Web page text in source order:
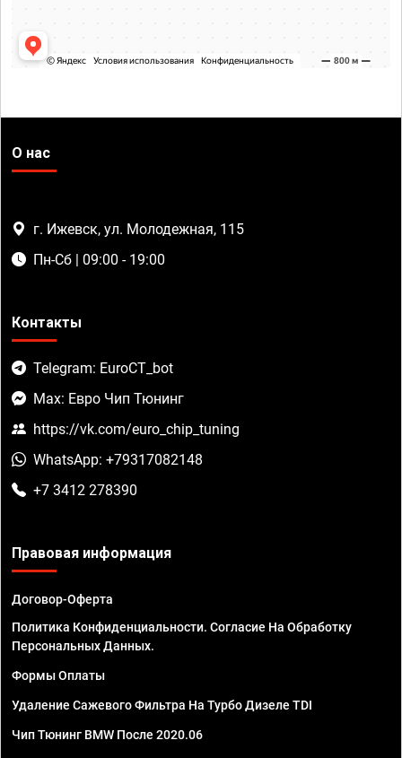
О нас
г. Ижевск, ул. Молодежная, 115
Пн-Сб | 09:00 - 19:00
Контакты
Telegram: EuroCT_bot
Max: Евро Чип Тюнинг
https://vk.com/euro_chip_tuning
WhatsApp: +79317082148
+7 3412 278390
Правовая информация
Договор-Оферта
Политика Конфиденциальности. Согласие На Обработку
Персональных Данных.
Формы Оплаты
Удаление Сажевого Фильтра На Турбо Дизеле TDI
Чип Тюнинг BMW После 2020.06